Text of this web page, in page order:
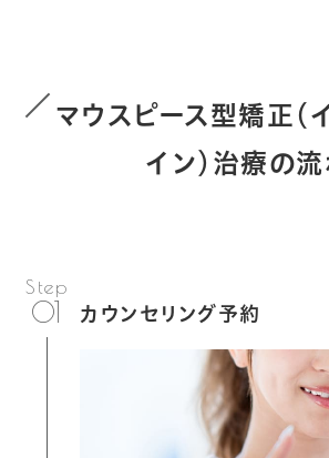
マウスピース型矯正（
イン）治療の
01 カウンセリング予約